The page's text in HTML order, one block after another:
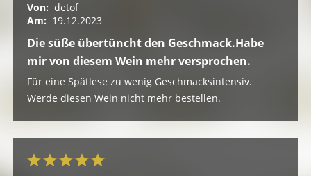
Von: detof
Am: 19.12.2023
Die süße übertüncht den Geschmack.Habe
mir von diesem Wein mehr versprochen.
Für eine Spätlese zu wenig Geschmacksintensiv.
Werde diesen Wein nicht mehr bestellen.